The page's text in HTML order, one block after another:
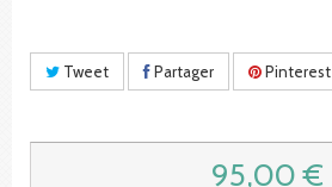
Tweet Partager Pinterest
95,00 €